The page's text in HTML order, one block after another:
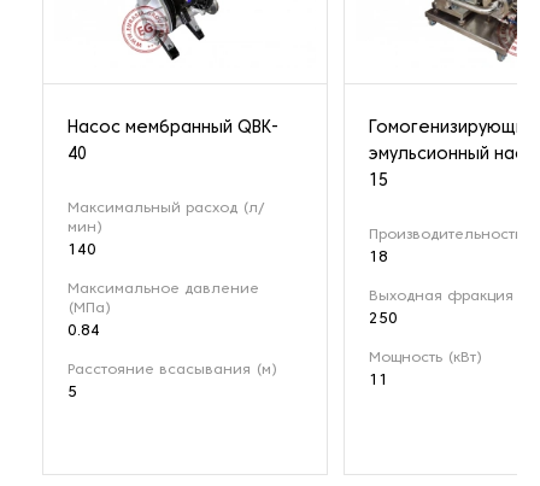
Насос мембранный QBK-
40
Максимальный расход (л/
мин)
140
Максимальное давление
(МПа)
0.84
Расстояние всасывания (м)
5
Гомогенизирующий
эмульсионный
15
Производительность
18
Выходная фракция
250
Мощность (кВт)
11